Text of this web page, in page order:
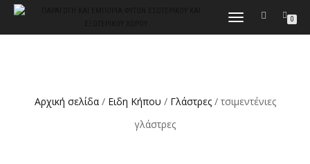
ΕΝΑΛΛΑΓΉ
0
Αρχική σελίδα/ Ειδη Κήπου / Γλάστρες/ τσιμεντένιες
γλάστρες